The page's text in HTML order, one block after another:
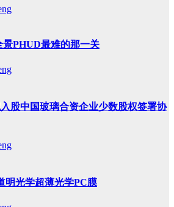
PHUD最难的那一关
股中国玻璃合资企业少数股权签署协
明光学超薄光学PC膜